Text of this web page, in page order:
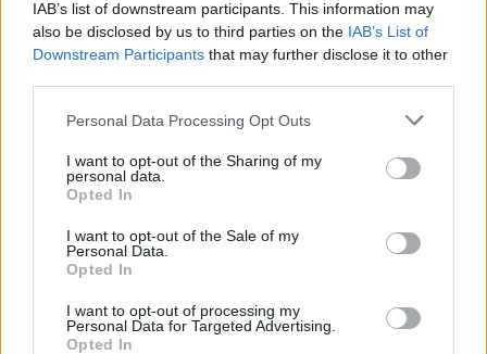
IAB’s list of downstream participants. This information may
also be disclosed by us to third parties on the IAB’s List of
Downstream Participants that may further disclose it to other
Personal Data Processing Opt Outs
I want to opt-out of the Sharing of my
personal data.
Opted In
I want to opt-out of the Sale of my
Personal Data.
Opted In
I want to opt-out of processing my
Personal Data for Targeted Advertising.
Opted In